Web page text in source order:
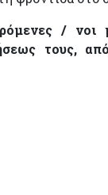
/ νοι
τους,